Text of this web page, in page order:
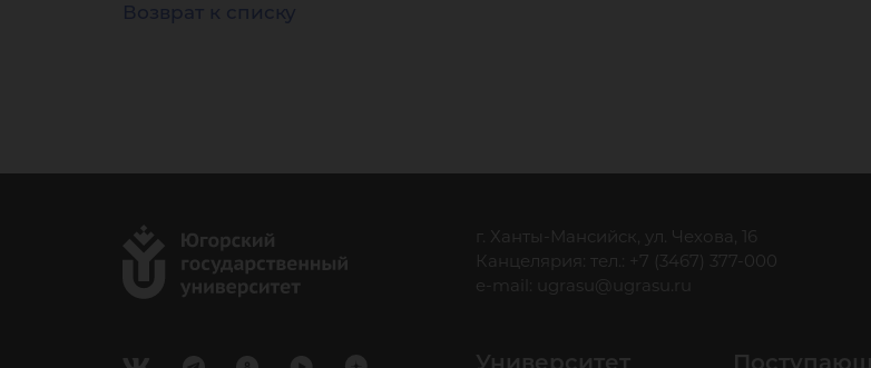
Возврат к списку
г. Ханты-Мансийск, ул. Чехова, 16
Канцелярия: тел.: +7 (3467) 377-000
e-mail:
ugrasu@ugrasu.ru
Университет